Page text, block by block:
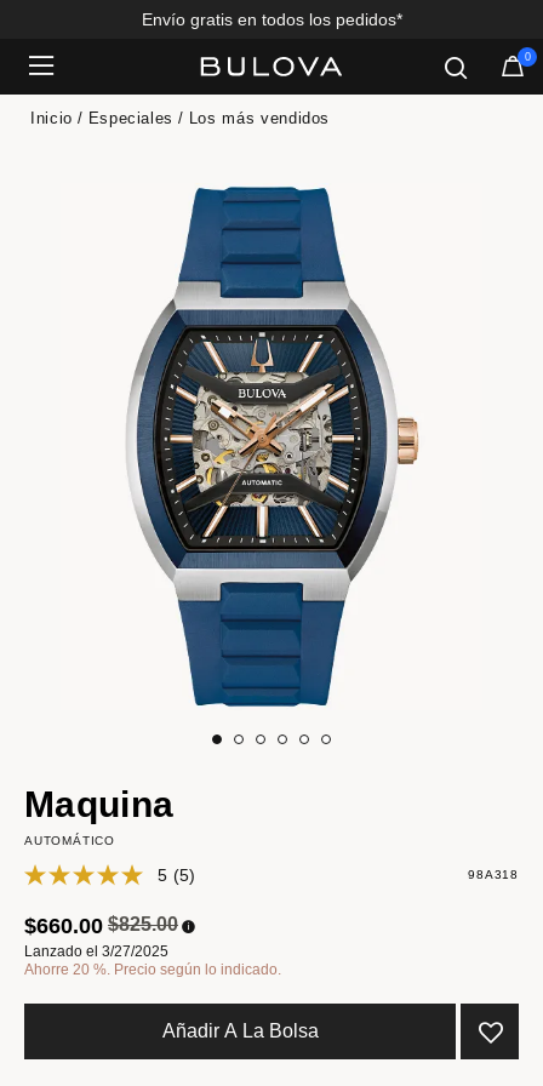
Envío gratis en todos los pedidos*
0
Inicio Especiales Los más vendidos
Maquina
AUTOMÁTICO
5 (5) 98A318
Precio reducido de
$825.00a
$660.00
Lanzado el 3/27/2025
Ahorre 20 %. Precio según lo indicado.
Añadir A La Bolsa
Added to Manage Wishlist